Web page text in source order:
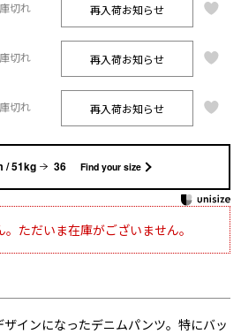
切れ 再入荷お知らせ
切れ 再入荷お知らせ
切れ 再入荷お知らせ
/ 51kg 36 Find your size
ただいま在庫がございません。
インになったデニムパンツ。特にバッ